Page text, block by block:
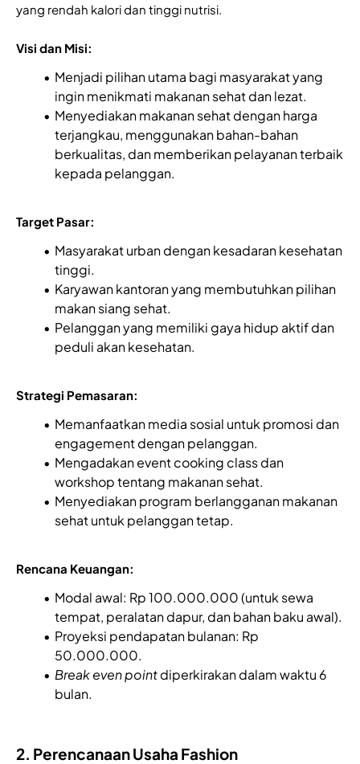
yang rendah kalori dan tinggi nutrisi.
Visi dan Misi:
Menjadi pilihan utama bagi masyarakat yang
ingin menikmati makanan sehat dan lezat.
Menyediakan makanan sehat dengan harga
terjangkau, menggunakan bahan-bahan
berkualitas, dan memberikan pelayanan terbaik
kepada pelanggan.
Target Pasar:
Masyarakat urban dengan kesadaran kesehatan
tinggi.
Karyawan kantoran yang membutuhkan pilihan
makan siang sehat.
Pelanggan yang memiliki gaya hidup aktif dan
peduli akan kesehatan.
Strategi Pemasaran:
Memanfaatkan media sosial untuk promosi dan
engagement dengan pelanggan.
Mengadakan event cooking class dan
workshop tentang makanan sehat.
Menyediakan program berlangganan makanan
sehat untuk pelanggan tetap.
Rencana Keuangan:
Modal awal: Rp 100.000.000 (untuk sewa
tempat, peralatan dapur, dan bahan baku awal).
Proyeksi pendapatan bulanan: Rp
50.000.000.
Break even pointdiperkirakan dalam waktu 6
bulan.
2. Perencanaan Usaha Fashion